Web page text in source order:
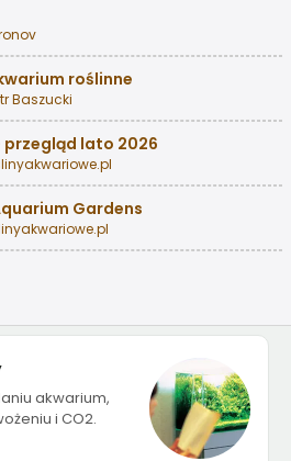
roślinne
Baszucki
przegląd lato 2026
Gardens
akwarium,
i CO2.